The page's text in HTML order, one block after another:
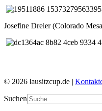
Josefine Dreier (Colorado
© 2026 lausitzcup.de |
Suchen